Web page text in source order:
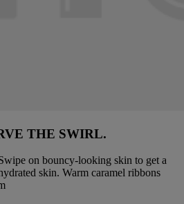
THE SWIRL.
on bouncy-looking skin to get a
skin. Warm caramel ribbons